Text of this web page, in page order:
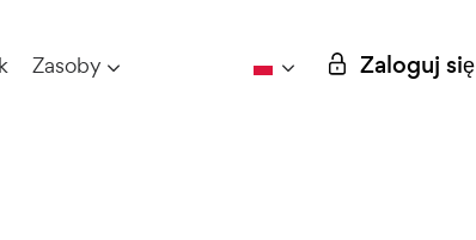
Zasoby Zaloguj się